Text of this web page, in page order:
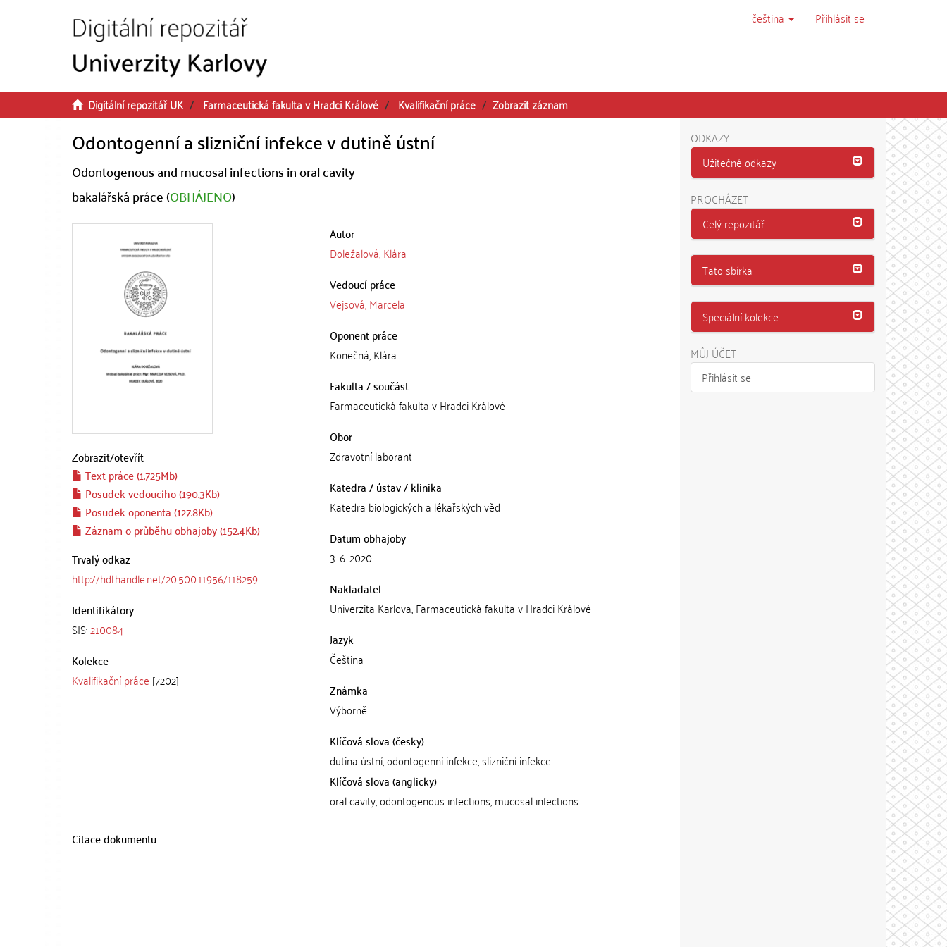
čeština Přihlásit se
Digitální repozitář UK Farmaceutická fakulta v Hradci Králové Kvalifikační práce Zobrazit záznam
Odontogenní a slizniční infekce v dutině ústní
Odontogenous and mucosal infections in oral cavity
bakalářská práce (OBHÁJENO)
Zobrazit/otevřít
Text práce (1.725Mb)
Posudek vedoucího (190.3Kb)
Posudek oponenta (127.8Kb)
Záznam o průběhu obhajoby (152.4Kb)
Trvalý odkaz
http://hdl.handle.net/20.500.11956/118259
Identifikátory
SIS:210084
Kolekce
Kvalifikační práce [7202]
Autor
Doležalová, Klára
Vedoucí práce
Vejsová, Marcela
Oponent práce
Konečná, Klára
Fakulta / součást
Farmaceutická fakulta v Hradci Králové
Obor
Zdravotní laborant
Katedra / ústav / klinika
Katedra biologických a lékařských věd
Datum obhajoby
3. 6. 2020
Nakladatel
Univerzita Karlova, Farmaceutická fakulta v Hradci Králové
Jazyk
Čeština
Známka
Výborně
Klíčová slova (česky)
dutina ústní, odontogenní infekce, slizniční infekce
Klíčová slova (anglicky)
oral cavity, odontogenous infections, mucosal infections
Citace dokumentu
ODKAZY
Užitečné odkazy
PROCHÁZET
Celý repozitář
Tato sbírka
Speciální kolekce
MŮJ ÚČET
Přihlásit se